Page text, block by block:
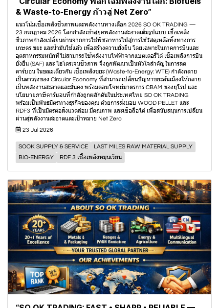
& Waste-to-Energy ก้าวสู่ Net Zero”
แนวโน้มเชื้อเพลิงชีวภาพและพลังงานทางเลือก 2026 SO OK TRADING —
23 กรกฎาคม 2026 โลกกำลังเข้าสู่ยุคพลังงานสะอาดเต็มรูปแบบ เชื้อเพลิง
ชีวภาพกำลังเปลี่ยนผ่านจากการใช้พืชอาหารไปสู่การใช้วัสดุเหลือทิ้งทางการ
เกษตร ขยะ และน้ำมันใช้แล้ว เพื่อสร้างความยั่งยืน โดยเฉพาะในภาคการบินและ
อุตสาหกรรมหนักที่ไม่สามารถใช้พลังงานไฟฟ้าจากแบตเตอรี่ได้ เชื้อเพลิงการบิน
ยั่งยืน (SAF) และ ไฮโดรเจนชีวภาพ จึงถูกพัฒนาเป็นหัวใจสำคัญในการลด
คาร์บอน ในขณะเดียวกัน เชื้อเพลิงขยะ (Waste-to-Energy: WTE) กำลังกลาย
เป็นดาวรุ่งของ Circular Economy ที่สามารถเปลี่ยนปัญหาขยะล้นเมืองให้กลาย
เป็นพลังงานสะอาดและมั่นคง พร้อมตอบโจทย์มาตรการ CBAM ของยุโรป และ
นโยบายภาษีคาร์บอนที่กำลังถูกผลักดันในประเทศไทย SO OK TRADING
พร้อมเป็นพันธมิตรทางธุรกิจของคุณ ด้วยการส่งมอบ WOOD PELLET และ
RDF3 ที่เป็นมิตรต่อสิ่งแวดล้อม มีคุณภาพ และเชื่อถือได้ เพื่อสนับสนุนการเปลี่ยน
ผ่านสู่พลังงานสะอาดและเป้าหมาย Net Zero
23 Jul 2026
SOOK SUPPLY & SERVICE
LAST MILES RAW MATERIAL SUPPLY
BIO-ENERGY
RDF 3 เชื้อเพลิงหมุนเวียน